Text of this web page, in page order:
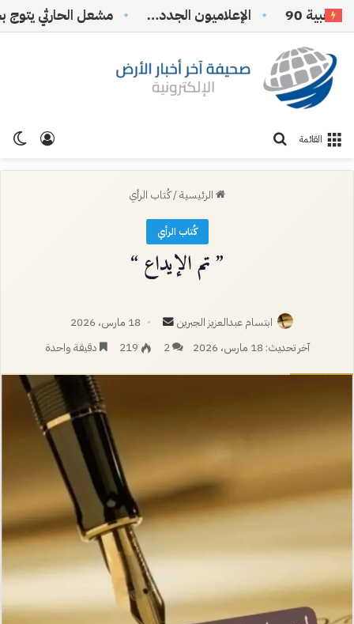
90 الإعلاميون الجدد…
تسجيل القائمة
الرئيسية/كُتاب الرأي
كُتاب الرأي
” تم الإيداع “
ابتسام عبدالعزيز الجبرين
أرسل
بريدا
18 مارس، 2026
آخر تحديث: 18 مارس، 2026
2
219 دقيقة واحدة